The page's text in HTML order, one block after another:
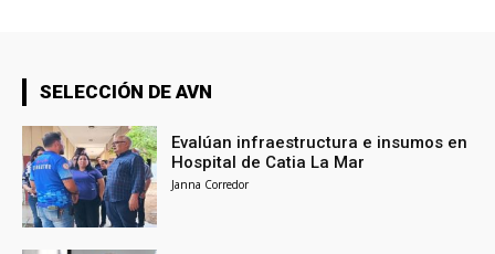
SELECCIÓN DE AVN
Evalúan infraestructura e insumos en
Hospital de Catia La Mar
Janna Corredor